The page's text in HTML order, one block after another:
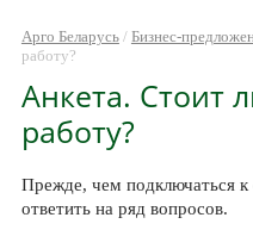
Арго Беларусь/ Бизнес-
работу?
Анкета. Стоит
работу?
Прежде, чем подключаться к
ответить на ряд вопросов.